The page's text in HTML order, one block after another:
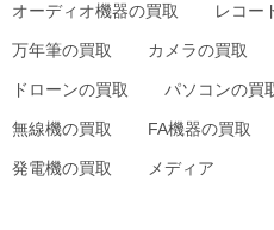
オーディオ機器の買取 レコー
万年筆の買取 カメラの買取
ドローンの買取 パソコンの買
無線機の買取 FA機器の買取
発電機の買取 メディア